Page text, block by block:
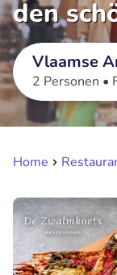
den
Vlaamse
2 Personen •
Home